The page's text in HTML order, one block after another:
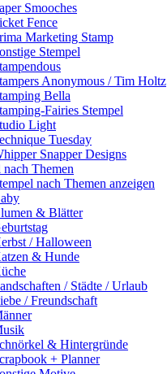
Smooches
Fence
Marketing Stamp
Stempel
Anonymous / Tim Holtz
Bella
Fairies Stempel
Light
Tuesday
Snapper Designs
nach Themen
nach Themen anzeigen
& Blätter
/ Halloween
& Hunde
/ Städte / Urlaub
/ Freundschaft
& Hintergründe
+ Planner